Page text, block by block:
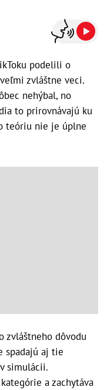
podelili o
zvláštne veci.
nehýbal, no
to prirovnávajú ku
teóriu nie je úplne
zvláštneho dôvodu
spadajú aj tie
simulácii.
a zachytáva